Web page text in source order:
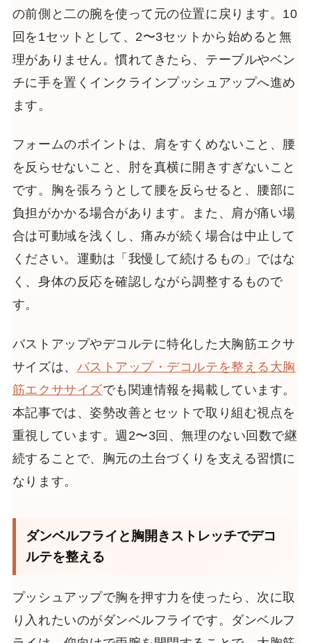
の前側と二の腕を使って元の位置に戻ります。10
回を1セットとして、2〜3セットから始めると無
理がありません。慣れてきたら、テーブルやベン
チに手を置くインクラインプッシュアップへ進め
ます。
フォームのポイントは、肩をすくめないこと、腰
を反らせないこと、肘を真横に開きすぎないこと
です。胸を張ろうとして腰を反らせると、腰部に
負担がかかる場合があります。また、肩が痛い場
合は可動域を浅くし、痛みが続く場合は中止して
ください。運動は「我慢して続けるもの」ではな
く、身体の反応を確認しながら調整するもので
す。
バストアップやデコルテに特化した大胸筋エクサ
サイズは、 バストアップ・デコルテを整える大胸
筋エクササイズでも関連情報を掲載しています。
本記事では、姿勢改善とセットで取り組む視点を
重視しています。週2〜3回、無理のない回数で継
続することで、胸元の土台づくりを支える習慣に
なります。
ダンベルフライと胸開きストレッチでデコ
ルテを整える
プッシュアップで胸を押す力を使ったら、次に取
り入れたいのがダンベルフライです。ダンベルフ